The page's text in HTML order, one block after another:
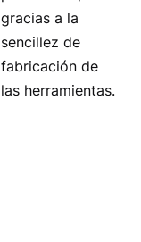
gracias a la
sencillez de
fabricación de
las herramientas.